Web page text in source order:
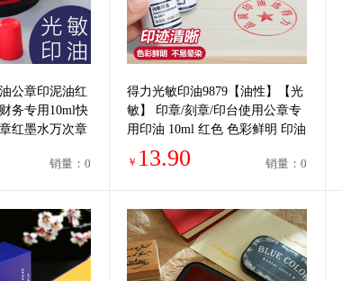
公章印泥油红
务专用10ml快
红墨水万次章
销量：0
得力光敏印油9879【油性】【光
敏】 印章/刻章/印台使用公章专
用印油 10ml 红色 色彩鲜明 印油
光敏公章印油
￥ 13.90 销量：0